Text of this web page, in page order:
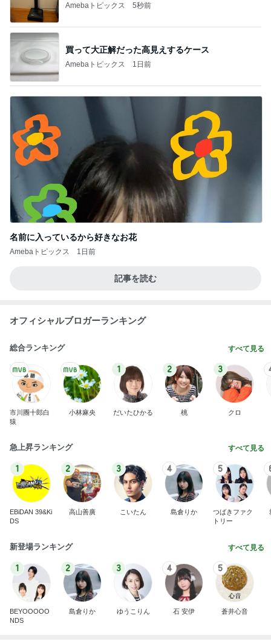
Amebaトピックス 5秒前
買って大正解だった高見えするケース
Amebaトピックス 1日前
名前に入っているから好きなお花
Amebaトピックス 1日前
記事を読む
オフィシャルブロガーランキング
総合ランキング すべて見る
市川團十郎白
猿
小林麻央
1
だいたひかる
2
桃
3
クロ
急上昇ランキング すべて見る
1
EBiDAN 39&Ki
DS
2
高山善廣
3
こいたん
4
島倉りか
5
つばきファク
トリー
新登場ランキング すべて見る
1
BEYOOOOO
NDS
2
島倉りか
3
ゆうこりん
4
石 安伊
5
蒼井心音